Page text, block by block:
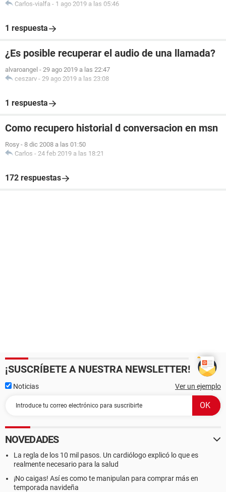
Carlos-vialfa - 1 ago 2019 a las 05:46
1 respuesta
¿Es posible recuperar el audio de una llamada?
alvaroangel - 29 ago 2019 a las 22:47
ceszarv - 29 ago 2019 a las 23:08
1 respuesta
Como recupero historial d conversacion en msn
Rosy - 8 dic 2008 a las 01:50
Carlos - 24 feb 2019 a las 18:21
172 respuestas
¡SUSCRÍBETE A NUESTRA NEWSLETTER!
Noticias Ver un ejemplo
NOVEDADES
La regla de los 10 mil pasos. Un cardiólogo explicó lo que es
realmente necesario para la salud
¡No caigas! Así es como te manipulan para comprar más en
temporada navideña